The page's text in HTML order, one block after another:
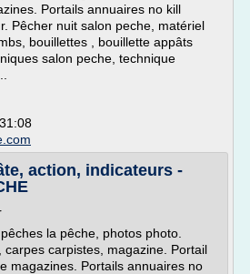
Portails annuaires no kill
Pêcher nuit salon peche, matériel
bouillettes , bouillette appâts
salon peche, technique
action, indicateurs -
la pêche, photos photo.
carpes carpistes, magazine. Portail
magazines. Portails annuaires no